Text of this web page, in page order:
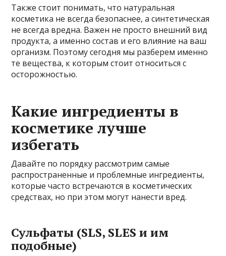
Также стоит понимать, что натуральная
косметика не всегда безопаснее, а синтетическая
не всегда вредна. Важен не просто внешний вид
продукта, а именно состав и его влияние на ваш
организм. Поэтому сегодня мы разберем именно
те вещества, к которым стоит относиться с
осторожностью.
Какие ингредиенты в
косметике лучше
избегать
Давайте по порядку рассмотрим самые
распространенные и проблемные ингредиенты,
которые часто встречаются в косметических
средствах, но при этом могут нанести вред.
Сульфаты (SLS, SLES и им
подобные)